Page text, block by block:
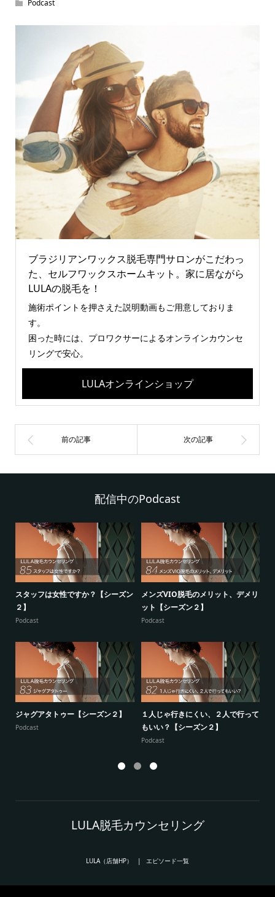
Podcast
ブラジリアンワックス脱毛専門サロンがこだわっ
た、セルフワックスホームキット。家に居ながら
LULAの脱毛を！
施術ポイントを押さえた説明動画もご用意しておりま
す。
困った時には、プロワクサーによるオンラインカウンセ
リングで安心。
LULAオンラインショップ
配信中のPodcast
スタッフは女性ですか？【シーズン
２】
Podcast
メンズVIO脱毛のメリット、デメリ
ット【シーズン２】
Podcast
ジャグアタトゥー【シーズン２】
Podcast
１人じゃ行きにくい、２人で行って
もいい？【シーズン２】
Podcast
LULA脱毛カウンセリング
LULA（店舗HP） エピソード一覧